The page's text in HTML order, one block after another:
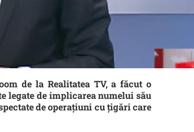
de la Realitatea TV, a făcut o
legate de implicarea numelui său
de operațiuni cu țigări care